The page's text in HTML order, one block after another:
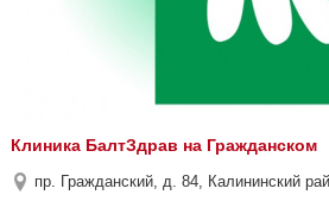
Клиника БалтЗдрав на Гражданском
пр. Гражданский, д. 84, Калининский